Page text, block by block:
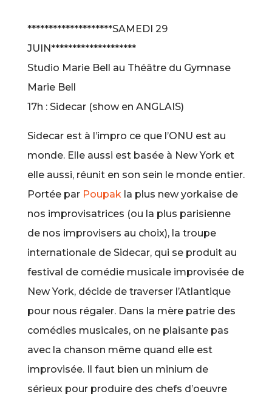
********************SAMEDI 29
JUIN********************
Studio Marie Bell au Théâtre du Gymnase
Marie Bell
17h : Sidecar (show en ANGLAIS)
Sidecar est à l’impro ce que l’ONU est au
monde. Elle aussi est basée à New York et
elle aussi, réunit en son sein le monde entier.
Portée par Poupakla plus new yorkaise de
nos improvisatrices (ou la plus parisienne
de nos improvisers au choix), la troupe
internationale de Sidecar, qui se produit au
festival de comédie musicale improvisée de
New York, décide de traverser l’Atlantique
pour nous régaler. Dans la mère patrie des
comédies musicales, on ne plaisante pas
avec la chanson même quand elle est
improvisée. Il faut bien un minium de
sérieux pour produire des chefs d’oeuvre